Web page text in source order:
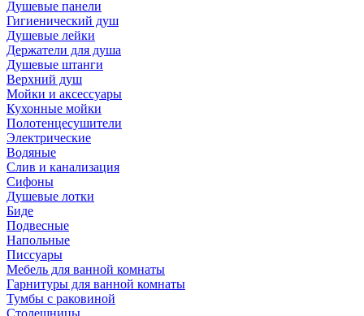
Душевые панели
Гигиенический душ
Душевые лейки
Держатели для душа
Душевые штанги
Верхний душ
Мойки и аксессуары
Кухонные мойки
Полотенцесушители
Электрические
Водяные
Слив и канализация
Сифоны
Душевые лотки
Биде
Подвесные
Напольные
Писсуары
Мебель для ванной комнаты
Гарнитуры для ванной комнаты
Тумбы с раковиной
Столешницы